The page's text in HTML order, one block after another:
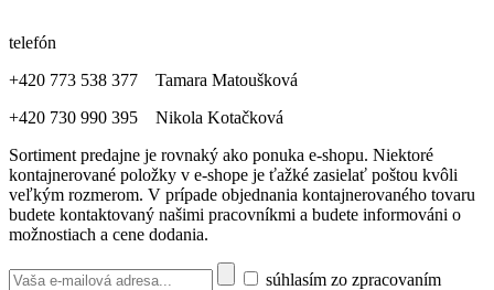
telefón
+420 773 538 377 Tamara Matoušková
+420 730 990 395 Nikola Kotačková
Sortiment predajne je rovnaký ako ponuka e-shopu. Niektoré
kontajnerované položky v e-shope je ťažké zasielať poštou kvôli
veľkým rozmerom. V prípade objednania kontajnerovaného tovaru
budete kontaktovaný našimi pracovníkmi a budete informováni o
možnostiach a cene dodania.
súhlasím zo zpracovaním